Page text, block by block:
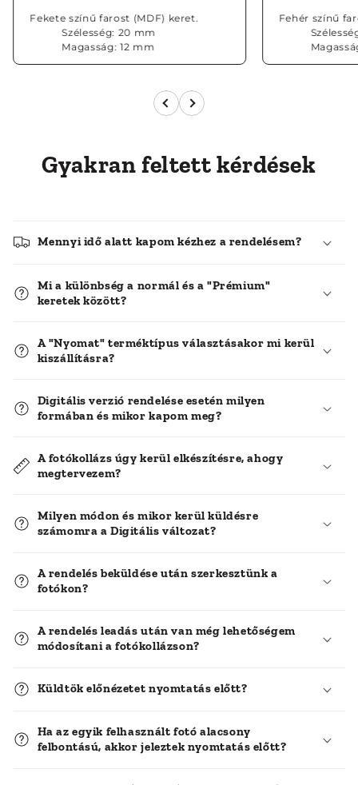
Fekete színű farost (MDF) keret.
Szélesség: 20 mm
Magasság: 12 mm
Fehér színű
Gyakran feltett kérdések
Mennyi idő alatt kapom kézhez a rendelésem?
Mi a különbség a normál és a "Prémium"
keretek között?
A "Nyomat" terméktípus választásakor mi kerül
kiszállításra?
Digitális verzió rendelése esetén milyen
formában és mikor kapom meg?
A fotókollázs úgy kerül elkészítésre, ahogy
megtervezem?
Milyen módon és mikor kerül küldésre
számomra a Digitális változat?
A rendelés beküldése után szerkesztünk a
fotókon?
A rendelés leadás után van még lehetőségem
módosítani a fotókollázson?
Küldtök előnézetet nyomtatás előtt?
Ha az egyik felhasznált fotó alacsony
felbontású, akkor jeleztek nyomtatás előtt?